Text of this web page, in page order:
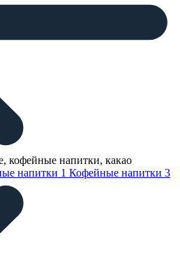
кофейные напитки, какао
напитки 1 Кофейные напитки 3